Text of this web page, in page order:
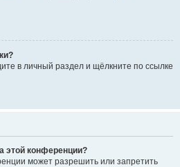
в личный раздел и щёлкните по ссылке
этой конференции?
может разрешить или запретить